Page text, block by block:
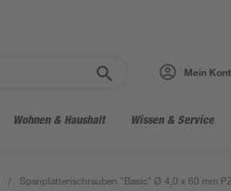
Mein
Wohnen & Haushalt Wissen & Service
/ Spanplattenschrauben "Basic" Ø 4,0 x 60 mm